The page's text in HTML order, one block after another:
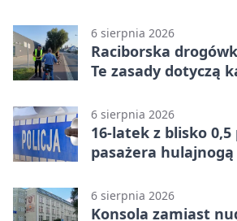
6 sierpnia 2026
Raciborska
Te zasady dotyczą
6 sierpnia 2026
16-latek z blisko 0,5
pasażera hulajnogą
6 sierpnia 2026
Konsola zamiast